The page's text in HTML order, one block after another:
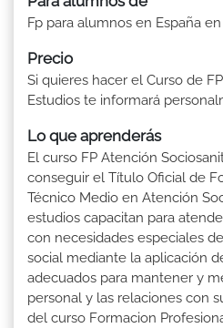
Fp para alumnos en España
Precio
Si quieres hacer el Curso de
Estudios te informará
Lo que aprenderás
El curso FP Atención
conseguir el Título Oficial de
Técnico Medio en Atención
estudios capacitan para
con necesidades especiales
social mediante la aplicación
adecuados para mantener y
personal y las relaciones con
del curso Formacion